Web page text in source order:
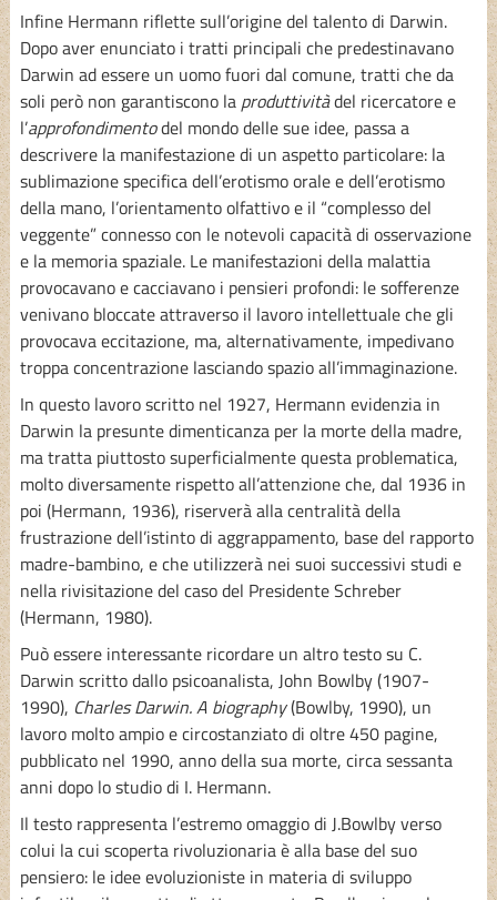
Infine Hermann riflette sull’origine del talento di Darwin.
Dopo aver enunciato i tratti principali che predestinavano
Darwin ad essere un uomo fuori dal comune, tratti che da
soli però non garantiscono la produttivitàdel ricercatore e
l’approfondimentodel mondo delle sue idee, passa a
descrivere la manifestazione di un aspetto particolare: la
sublimazione specifica dell’erotismo orale e dell’erotismo
della mano, l’orientamento olfattivo e il “complesso del
veggente” connesso con le notevoli capacità di osservazione
e la memoria spaziale. Le manifestazioni della malattia
provocavano e cacciavano i pensieri profondi: le sofferenze
venivano bloccate attraverso il lavoro intellettuale che gli
provocava eccitazione, ma, alternativamente, impedivano
troppa concentrazione lasciando spazio all’immaginazione.
In questo lavoro scritto nel 1927, Hermann evidenzia in
Darwin la presunte dimenticanza per la morte della madre,
ma tratta piuttosto superficialmente questa problematica,
molto diversamente rispetto all’attenzione che, dal 1936 in
poi (Hermann, 1936), riserverà alla centralità della
frustrazione dell’istinto di aggrappamento, base del rapporto
madre-bambino, e che utilizzerà nei suoi successivi studi e
nella rivisitazione del caso del Presidente Schreber
(Hermann, 1980).
Può essere interessante ricordare un altro testo su C.
Darwin scritto dallo psicoanalista, John Bowlby (1907-
1990), Charles Darwin. A biography(Bowlby, 1990), un
lavoro molto ampio e circostanziato di oltre 450 pagine,
pubblicato nel 1990, anno della sua morte, circa sessanta
anni dopo lo studio di I. Hermann.
Il testo rappresenta l’estremo omaggio di J.Bowlby verso
colui la cui scoperta rivoluzionaria è alla base del suo
pensiero: le idee evoluzioniste in materia di sviluppo